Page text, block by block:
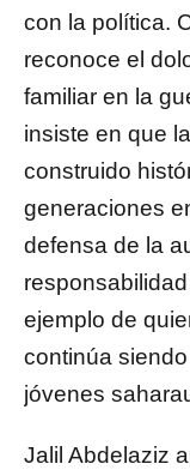
con la política.
reconoce el
familiar en la
insiste en que
construido
generaciones
defensa de la
ejemplo de
continúa
jóvenes
Jalil Abdelaziz